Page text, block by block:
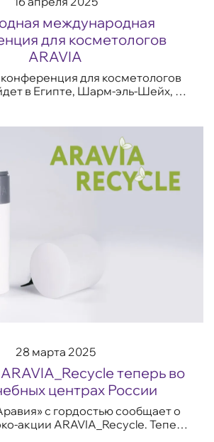
международная
для косметологов
ARAVIA
для косметологов
в Египте, Шарм-эль-Шейх, в
28 марта 2025
теперь во
центрах России
с гордостью сообщает о
акции ARAVIA_Recycle. Теперь